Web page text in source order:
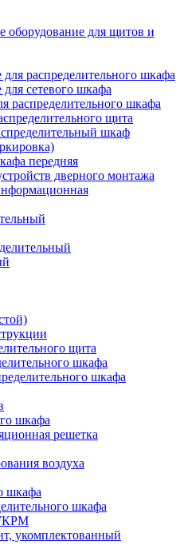
оборудование для щитов и
распределительного шкафа
сетевого шкафа
распределительного шкафа
щита
шкаф
передняя
дверного монтажа
щита
шкафа
шкафа
шкафа
решетка
воздуха
шкафа
шкафа
укомплектованный